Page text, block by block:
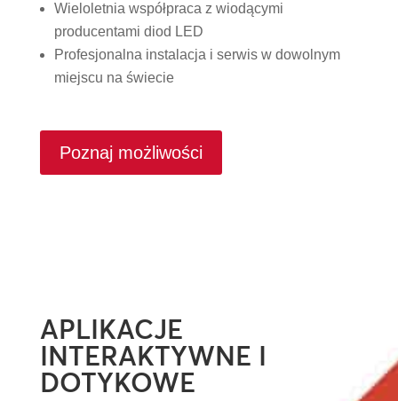
Wieloletnia współpraca z wiodącymi
producentami diod LED
Profesjonalna instalacja i serwis w dowolnym
miejscu na świecie
Poznaj możliwości
APLIKACJE
INTERAKTYWNE I
DOTYKOWE